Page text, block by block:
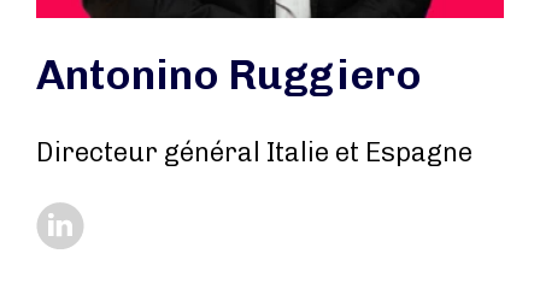
Antonino Ruggiero
Directeur général Italie et Espagne